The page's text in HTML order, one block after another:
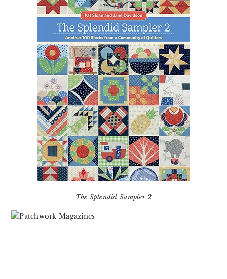
The Splendid Sampler 2